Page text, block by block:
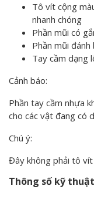
Tô vít cộng
nhanh chóng
Phần mũi có
Phần mũi
Tay cầm dạng
Cảnh báo:
Phần tay cầm nhựa
cho các vật đang có
Chú ý:
Đây không phải tô
Thông số kỹ